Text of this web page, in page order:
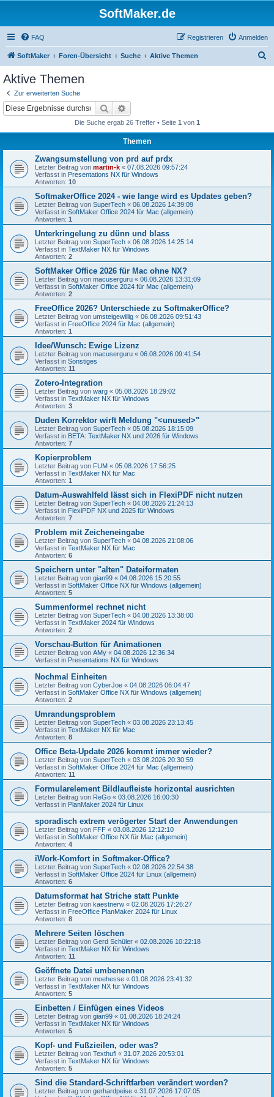
SoftMaker.de
FAQ Anmelden
Registrieren
SoftMaker Foren-Übersicht Suche Aktive Themen
Aktive Themen
Zur erweiterten Suche
Suche
Die Suche ergab 26 Treffer • Seite 1 von 1
Themen
Zwangsumstellung von prd auf prdx
Letzter Beitrag von martin-k « 07.08.2026 09:57:24
Verfasst in Presentations NX für Windows
Antworten: 10
SoftmakerOffice 2024 - wie lange wird es Updates geben?
Letzter Beitrag von SuperTech « 06.08.2026 14:39:09
Verfasst in SoftMaker Office 2024 für Mac (allgemein)
Antworten: 1
Unterkringelung zu dünn und blass
Letzter Beitrag von SuperTech « 06.08.2026 14:25:14
Verfasst in TextMaker NX für Windows
Antworten: 2
SoftMaker Office 2026 für Mac ohne NX?
Letzter Beitrag von macuserguru « 06.08.2026 13:31:09
Verfasst in SoftMaker Office 2024 für Mac (allgemein)
Antworten: 2
FreeOffice 2026? Unterschiede zu SoftmakerOffice?
Letzter Beitrag von umsteigewillig « 06.08.2026 09:51:43
Verfasst in FreeOffice 2024 für Mac (allgemein)
Antworten: 1
Idee/Wunsch: Ewige Lizenz
Letzter Beitrag von macuserguru « 06.08.2026 09:41:54
Verfasst in Sonstiges
Antworten: 11
Zotero-Integration
Letzter Beitrag von warg « 05.08.2026 18:29:02
Verfasst in TextMaker NX für Windows
Antworten: 3
Duden Korrektor wirft Meldung "<unused>"
Letzter Beitrag von SuperTech « 05.08.2026 18:15:09
Verfasst in BETA: TextMaker NX und 2026 für Windows
Antworten: 7
Kopierproblem
Letzter Beitrag von FUM « 05.08.2026 17:56:25
Verfasst in TextMaker NX für Mac
Antworten: 1
Datum-Auswahlfeld lässt sich in FlexiPDF nicht nutzen
Letzter Beitrag von SuperTech « 04.08.2026 21:24:13
Verfasst in FlexiPDF NX und 2025 für Windows
Antworten: 7
Problem mit Zeicheneingabe
Letzter Beitrag von SuperTech « 04.08.2026 21:08:06
Verfasst in TextMaker NX für Mac
Antworten: 6
Speichern unter "alten" Dateiformaten
Letzter Beitrag von gian99 « 04.08.2026 15:20:55
Verfasst in SoftMaker Office NX für Windows (allgemein)
Antworten: 5
Summenformel rechnet nicht
Letzter Beitrag von SuperTech « 04.08.2026 13:38:00
Verfasst in TextMaker 2024 für Windows
Antworten: 2
Vorschau-Button für Animationen
Letzter Beitrag von AMy « 04.08.2026 12:36:34
Verfasst in Presentations NX für Windows
Nochmal Einheiten
Letzter Beitrag von CyberJoe « 04.08.2026 06:04:47
Verfasst in SoftMaker Office NX für Windows (allgemein)
Antworten: 2
Umrandungsproblem
Letzter Beitrag von SuperTech « 03.08.2026 23:13:45
Verfasst in TextMaker NX für Mac
Antworten: 8
Office Beta-Update 2026 kommt immer wieder?
Letzter Beitrag von SuperTech « 03.08.2026 20:30:59
Verfasst in SoftMaker Office 2024 für Mac (allgemein)
Antworten: 11
Formularelement Bildlaufleiste horizontal ausrichten
Letzter Beitrag von ReGo « 03.08.2026 16:00:30
Verfasst in PlanMaker 2024 für Linux
sporadisch extrem verögerter Start der Anwendungen
Letzter Beitrag von FFF « 03.08.2026 12:12:10
Verfasst in SoftMaker Office NX für Mac (allgemein)
Antworten: 4
iWork-Komfort in Softmaker-Office?
Letzter Beitrag von SuperTech « 02.08.2026 22:54:38
Verfasst in SoftMaker Office 2024 für Linux (allgemein)
Antworten: 6
Datumsformat hat Striche statt Punkte
Letzter Beitrag von kaestnerw « 02.08.2026 17:26:27
Verfasst in FreeOffice PlanMaker 2024 für Linux
Antworten: 8
Mehrere Seiten löschen
Letzter Beitrag von Gerd Schüler « 02.08.2026 10:22:18
Verfasst in TextMaker NX für Windows
Antworten: 11
Geöffnete Datei umbenennen
Letzter Beitrag von moehesse « 01.08.2026 23:41:32
Verfasst in TextMaker NX für Windows
Antworten: 5
Einbetten / Einfügen eines Videos
Letzter Beitrag von gian99 « 01.08.2026 18:24:24
Verfasst in TextMaker NX für Windows
Antworten: 5
Kopf- und Fußzieilen, oder was?
Letzter Beitrag von Texthufi « 31.07.2026 20:53:01
Verfasst in TextMaker NX für Windows
Antworten: 5
Sind die Standard-Schriftfarben verändert worden?
Letzter Beitrag von gerhardpeise « 31.07.2026 17:07:05